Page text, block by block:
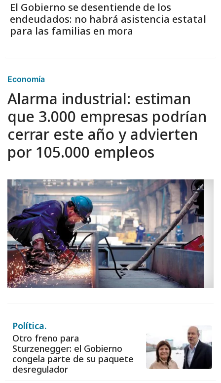
El Gobierno se desentiende de los
endeudados: no habrá asistencia estatal
para las familias en mora
Economía
Alarma industrial: estiman
que 3.000 empresas podrían
cerrar este año y advierten
por 105.000 empleos
Política.
Otro freno para
Sturzenegger: el Gobierno
congela parte de su paquete
desregulador